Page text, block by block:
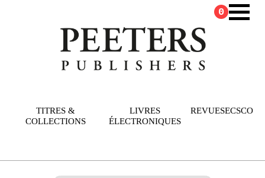
TITRES &
COLLECTIONS
LIVRES
ÉLECTRONIQUES
REVUESECSCO
0